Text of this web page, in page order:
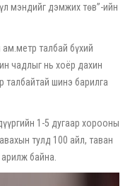
мэндийг дэмжих төв”-ийн
талбай бүхий
чадлыг нь хоёр дахин
талбайтай шинэ барилга
1-5 дугаар хорооны
тулд 100 айл, таван
байна.